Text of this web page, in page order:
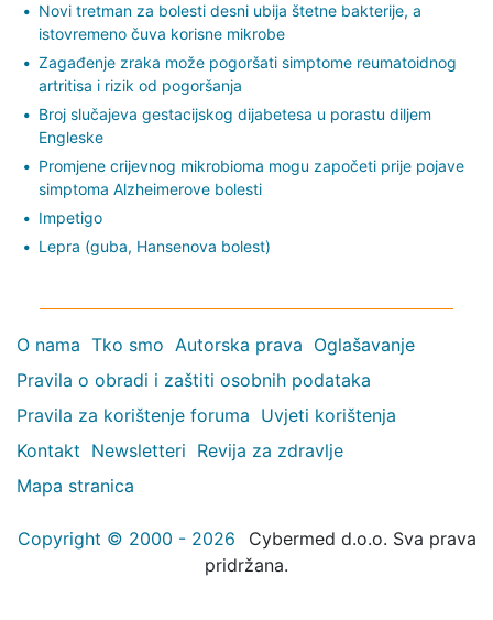
Novi tretman za bolesti desni ubija štetne bakterije, a
istovremeno čuva korisne mikrobe
Zagađenje zraka može pogoršati simptome reumatoidnog
artritisa i rizik od pogoršanja
Broj slučajeva gestacijskog dijabetesa u porastu diljem
Engleske
Promjene crijevnog mikrobioma mogu započeti prije pojave
simptoma Alzheimerove bolesti
Impetigo
Lepra (guba, Hansenova bolest)
O nama Tko smo Autorska prava Oglašavanje
Pravila o obradi i zaštiti osobnih podataka
Pravila za korištenje foruma Uvjeti korištenja
Kontakt Newsletteri Revija za zdravlje
Mapa stranica
Copyright © 2000 - 2026
Cybermed d.o.o. Sva prava
pridržana.